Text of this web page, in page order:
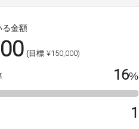
る金額
(目標 ¥150,000)
16%
1